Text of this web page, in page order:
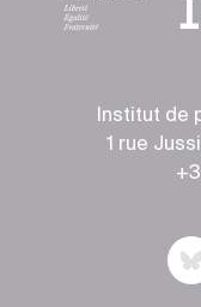
Institut de
1 rue